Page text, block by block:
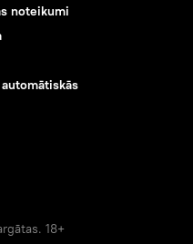
noteikumi
18+